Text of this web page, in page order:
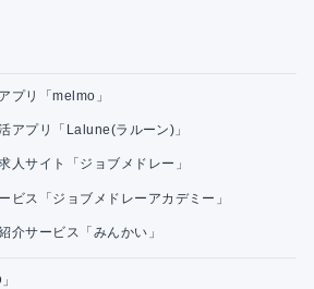
プリ「melmo」
アプリ「Lalune(ラルーン)」
人サイト「ジョブメドレー」
ビス「ジョブメドレーアカデミー」
介サービス「みんかい」